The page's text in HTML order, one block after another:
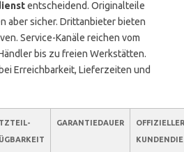
entscheidend. Originalteile
aber sicher. Drittanbieter bieten
Service-Kanäle reichen vom
bis zu freien Werkstätten.
Erreichbarkeit, Lieferzeiten und
GARANTIEDAUER
OFFIZIELLER